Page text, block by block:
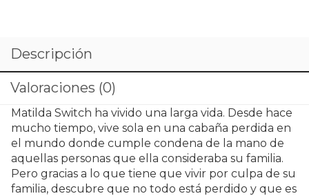
cantidad
Descripción
Valoraciones (0)
Matilda Switch ha vivido una larga vida. Desde hace
mucho tiempo, vive sola en una cabaña perdida en
el mundo donde cumple condena de la mano de
aquellas personas que ella consideraba su familia.
Pero gracias a lo que tiene que vivir por culpa de su
familia, descubre que no todo está perdido y que es